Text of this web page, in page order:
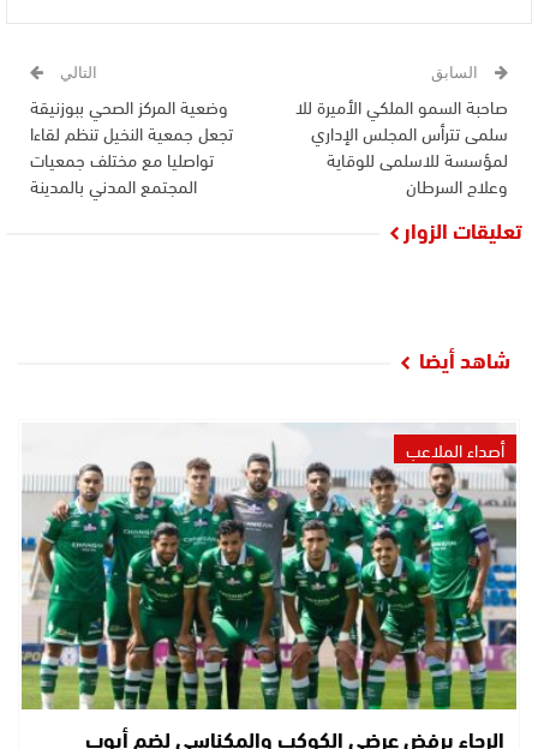
السابق
صاحبة السمو الملكي الأميرة للا
سلمى تترأس المجلس الإداري
لمؤسسة للاسلمى للوقاية
وعلاج السرطان
التالي
وضعية المركز الصحي ببوزنيقة
تجعل جمعية النخيل تنظم لقاءا
تواصليا مع مختلف جمعيات
المجتمع المدني بالمدينة
تعليقات الزوار
شاهد أيضا
أصداء الملاعب
الرجاء يرفض عرضي الكوكب والمكناسي لضم أيوب